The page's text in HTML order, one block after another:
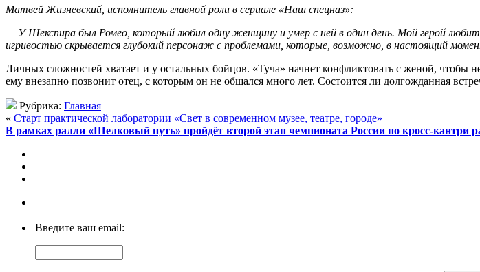
Матвей Жизневский, исполнитель главной роли в сериале «Наш спецназ»:
— У Шекспира был Ромео, который любил одну женщину и умер с ней в один день. Мой герой
игривостью скрывается глубокий персонаж с проблемами, которые, возможно, в настоящий
Личных сложностей хватает и у остальных бойцов. «Туча» начнет конфликтовать с женой,
ему внезапно позвонит отец, с которым он не общался много лет. Состоится ли долгожданная
Рубрика: Главная
« Старт практической лаборатории «Свет в современном музее, театре, городе»
В рамках ралли «Шелковый путь» пройдёт второй этап чемпионата России по кросс-кантри
Введите ваш email: